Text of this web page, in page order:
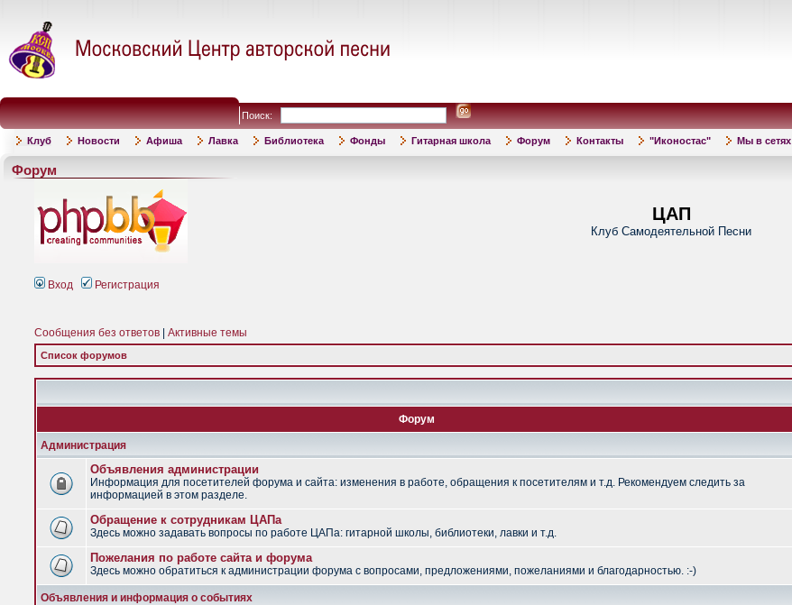
Поиск:
Клуб Новости Афиша Лавка Библиотека Фонды Гитарная школа Форум Контакты "Иконостас" Мы в сетях
Форум
ЦАП
Клуб Самодеятельной Песни
Вход Регистрация
Сообщения без ответов Активные темы
Список форумов
Форум
Администрация
Объявления администрации
Информация для посетителей форума и сайта: изменения в работе, обращения к посетителям и т.д. Рекомендуем следить за
информацией в этом разделе.
Обращение к сотрудникам ЦАПа
Здесь можно задавать вопросы по работе ЦАПа: гитарной школы, библиотеки, лавки и т.д.
Пожелания по работе сайта и форума
Здесь можно обратиться к администрации форума с вопросами, предложениями, пожеланиями и благодарностью. :-)
Объявления и информация о событиях